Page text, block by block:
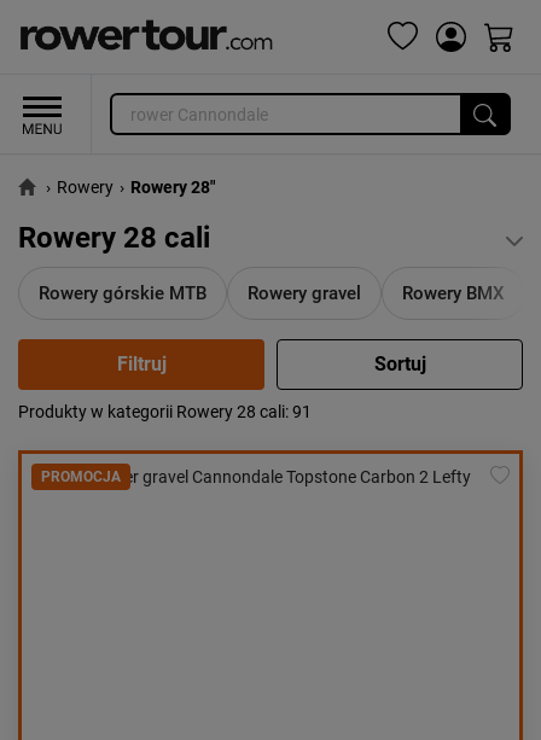
› Rowery › Rowery 28"
Rowery 28 cali
Rowery górskie MTB Rowery gravel Rowery BMX
Popularność:
Cena:
od najniższej
od najwyższej
Produkty w kategorii Rowery 28 cali: 91
PROMOCJA